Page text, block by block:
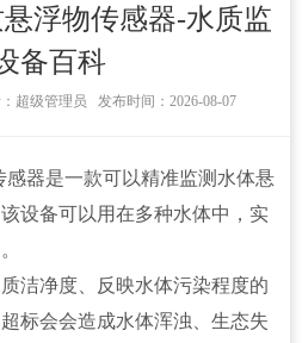
浮物传感器-水质监
备百科
超级管理员 发布时间：2026-08-07
感器是一款可以精准监测水体悬
该设备可以用在多种水体中，实
洁净度、反映水体污染程度的
标会会造成水体浑浊、生态失